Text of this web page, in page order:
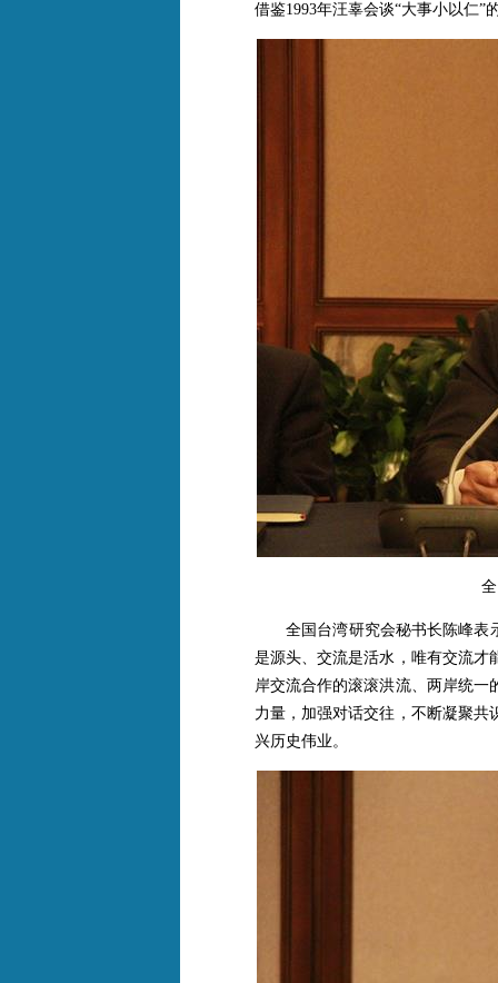
借鉴1993年汪辜会谈“大事小以仁”
全国台湾研究会秘书长陈峰表示
是源头、交流是活水，唯有交流才
岸交流合作的滚滚洪流、两岸统一
力量，加强对话交往，不断凝聚共
兴历史伟业。